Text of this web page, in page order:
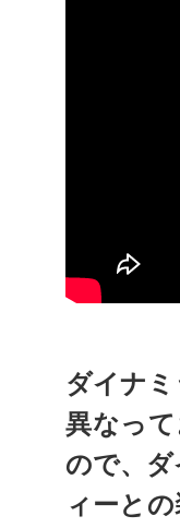
ダイナ
異なっ
ので、
ィーと